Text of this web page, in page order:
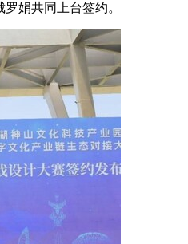
娟共同上台签约。